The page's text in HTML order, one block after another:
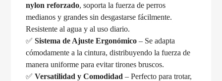
nylon reforzado, soporta la fuerza de perros
medianos y grandes sin desgastarse fácilmente.
Resistente al agua y al uso diario.
✅Sistema de Ajuste Ergonómico – Se adapta
cómodamente a la cintura, distribuyendo la fuerza de
manera uniforme para evitar tirones bruscos.
✅Versatilidad y Comodidad – Perfecto para trotar,